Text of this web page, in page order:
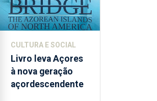
CULTURA E SOCIAL
Livro leva Açores
à nova geração
açordescendente